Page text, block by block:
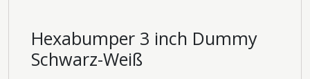
Hexabumper 3 inch Dummy
Schwarz-Weiß